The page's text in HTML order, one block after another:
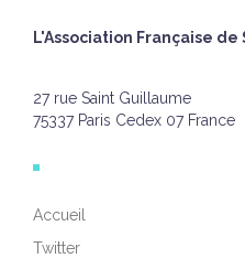
L'Association Française
27 rue Saint Guillaume
75337 Paris Cedex 07 France
Accueil
Twitter